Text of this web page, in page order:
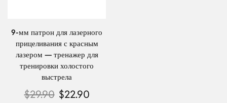
9-мм патрон для лазерного
прицеливания с красным
лазером — тренажер для
тренировки холостого
выстрела
$29.90 $22.90